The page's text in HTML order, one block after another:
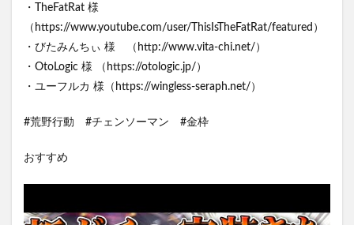
・TheFatRat 様
（https://www.youtube.com/user/ThisIsTheFatRat/featured）
・びたみんちぃ 様 （http://www.vita-chi.net/）
・OtoLogic 様 （https://otologic.jp/）
・ユーフルカ 様（https://wingless-seraph.net/）
#荒野行動 #チェンソーマン #金枠
おすすめ